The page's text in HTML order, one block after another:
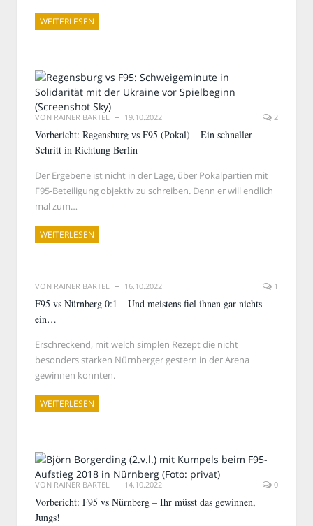
WEITERLESEN
VON RAINER BARTEL 19.10.2022 2
Vorbericht: Regensburg vs F95 (Pokal) – Ein schneller
Schritt in Richtung Berlin
Der Ergebene ist nicht in der Lage, über Pokalpartien mit
F95-Beteiligung objektiv zu schreiben. Denn er will endlich
mal zum…
WEITERLESEN
VON RAINER BARTEL 16.10.2022 1
F95 vs Nürnberg 0:1 – Und meistens fiel ihnen gar nichts
ein…
Erschreckend, mit welch simplen Rezept die nicht
besonders starken Nürnberger gestern in der Arena
gewinnen konnten.
WEITERLESEN
VON RAINER BARTEL 14.10.2022 0
Vorbericht: F95 vs Nürnberg – Ihr müsst das gewinnen,
Jungs!